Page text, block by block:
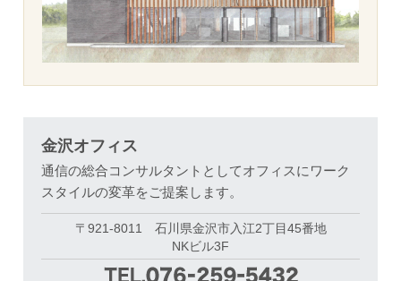
金沢オフィス
通信の総合コンサルタントとしてオフィスにワーク
スタイルの変革をご提案します。
〒921-8011 石川県金沢市入江2丁目45番地
NKビル3F